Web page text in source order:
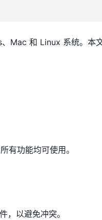
Mac 和 Linux 系统。本
有功能均可使用。
，以避免冲突。